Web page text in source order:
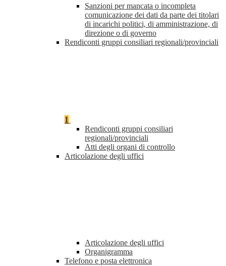
Sanzioni per mancata o incompleta
comunicazione dei dati da parte dei titolari
di incarichi politici, di amministrazione, di
direzione o di governo
Rendiconti gruppi consiliari regionali/provinciali
1
Rendiconti gruppi consiliari
regionali/provinciali
Atti degli organi di controllo
Articolazione degli uffici
Articolazione degli uffici
Organigramma
Telefono e posta elettronica